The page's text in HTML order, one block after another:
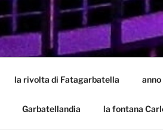
la rivolta di Fatagarbatella anno
Garbatellandia la fontana